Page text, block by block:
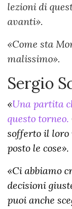
lezioni di
avanti».
«Come sta
malissimo».
Sergio
«Una partita
questo torneo.
sofferto il loro
posto le cose».
«Ci abbiamo
decisioni
puoi anche